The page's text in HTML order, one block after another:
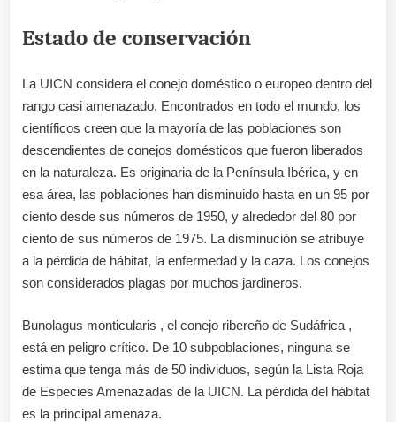
Estado de conservación
La UICN considera el conejo doméstico o europeo dentro del
rango casi amenazado. Encontrados en todo el mundo, los
científicos creen que la mayoría de las poblaciones son
descendientes de conejos domésticos que fueron liberados
en la naturaleza. Es originaria de la Península Ibérica, y en
esa área, las poblaciones han disminuido hasta en un 95 por
ciento desde sus números de 1950, y alrededor del 80 por
ciento de sus números de 1975. La disminución se atribuye
a la pérdida de hábitat, la enfermedad y la caza. Los conejos
son considerados plagas por muchos jardineros.
Bunolagus monticularis , el conejo ribereño de Sudáfrica ,
está en peligro crítico. De 10 subpoblaciones, ninguna se
estima que tenga más de 50 individuos, según la Lista Roja
de Especies Amenazadas de la UICN. La pérdida del hábitat
es la principal amenaza.